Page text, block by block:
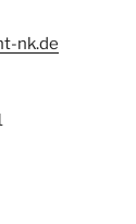
nk.de